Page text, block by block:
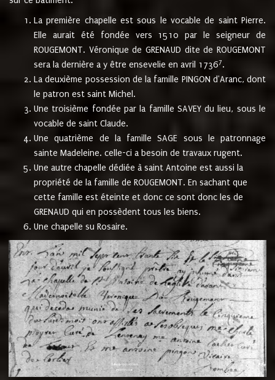
La première chapelle est sous le vocable de saint Pierre.
Elle aurait été fondée vers 1510 par le seigneur de
ROUGEMONT. Véronique de GRENAUD dite de ROUGEMONT
sera la dernière a y être ensevelie en avril 17367.
La deuxième possession de la famille PINGON d'Aranc, dont
le patron est saint Michel.
Une troisième fondée par la famille SAVEY du lieu, sous le
vocable de saint Claude.
Une quatrième de la famille SAGE sous le patronnage
sainte Madeleine. celle-ci a besoin de travaux rugent.
Une autre chapelle dédiée à saint Antoine est aussi la
propriété de la famille de ROUGEMONT. En sachant que
cette famille est éteinte et donc ce sont donc les de
GRENAUD qui en possèdent tous les biens.
Une chapelle su Rosaire.